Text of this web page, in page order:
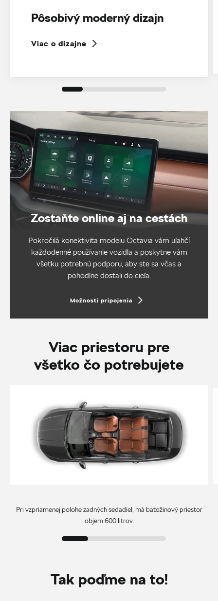
Pôsobivý moderný dizajn
Viac o dizajne
Zostaňte online aj na cestách
Pokročilá konektivita modelu Octavia vám uľahčí
každodenné používanie vozidla a poskytne vám
všetku potrebnú podporu, aby ste sa včas a
pohodlne dostali do cieľa.
Možnosti pripojenia
Viac priestoru pre
všetko čo potrebujete
Pri vzpriamenej polohe zadných sedadiel, má batožinový priestor
objem 600 litrov.
Tak poďme na to!